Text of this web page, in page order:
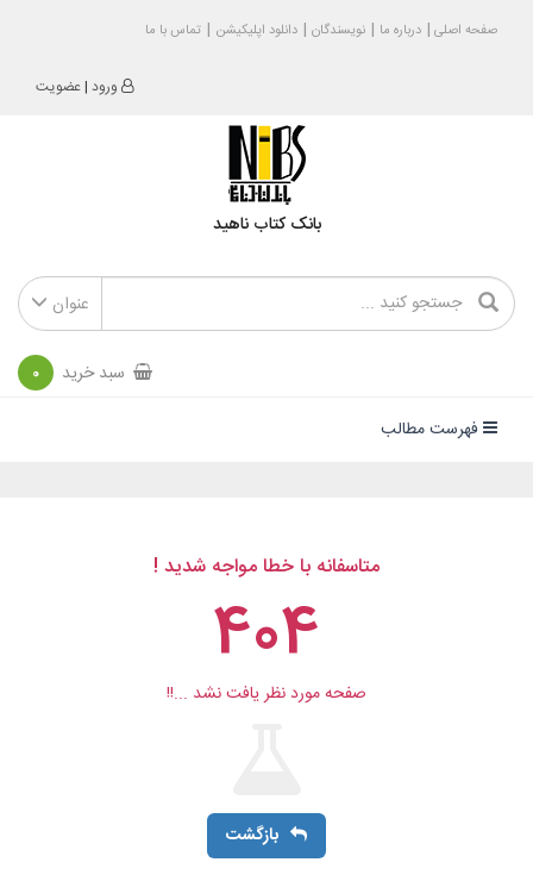
صفحه اصلی درباره ما نویسندگان دانلود اپلیکیشن تماس با ما
ورود |عضویت
بانک کتاب ناهید
عنوان
سبد خرید 0
فهرست مطالب
متاسفانه با خطا مواجه شدید !
404
صفحه مورد نظر یافت نشد ...!!
بازگشت